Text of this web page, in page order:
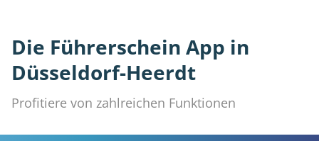
Die Führerschein App in
Düsseldorf-Heerdt
Profitiere von zahlreichen Funktionen